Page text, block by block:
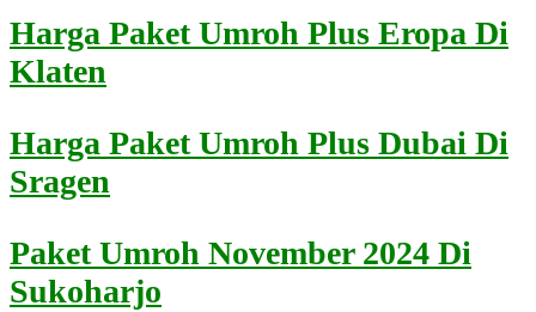
Harga Paket Umroh Plus Eropa Di
Klaten
Harga Paket Umroh Plus Dubai Di
Sragen
Paket Umroh November 2024 Di
Sukoharjo